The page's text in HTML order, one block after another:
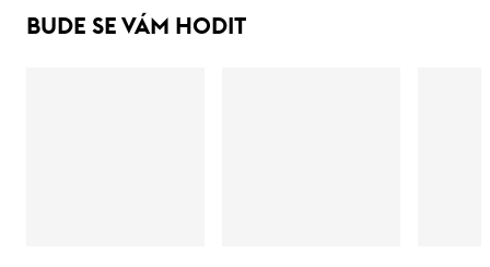
BUDE SE VÁM HODIT